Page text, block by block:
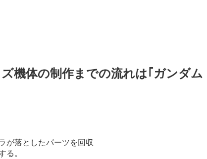
機体の制作までの流れは｢ガンダム
が落としたパーツを回収
。